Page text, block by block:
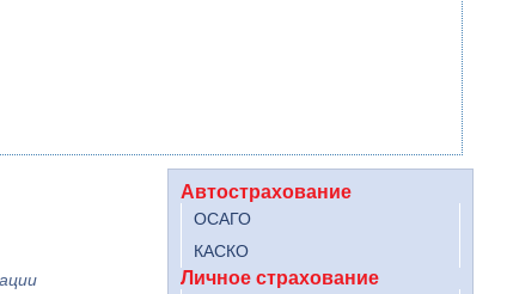
Автострахование
ОСАГО
КАСКО
Личное страхование